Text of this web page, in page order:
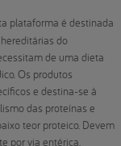
plataforma é destinada
do
de uma dieta
Os produtos
e destina-se à
das proteínas e
teor proteico. Devem
por via entérica.